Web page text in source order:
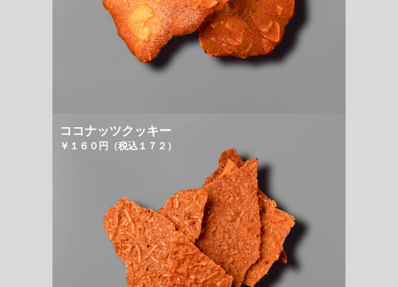
ココナッツクッキー
￥１６０円（税込１７２）